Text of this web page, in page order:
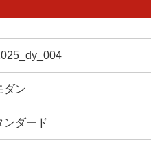
ダン
ンダード